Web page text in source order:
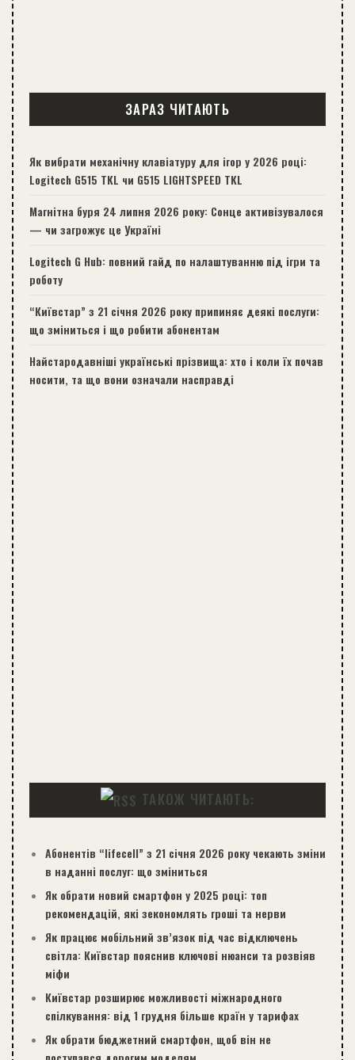
ЗАРАЗ ЧИТАЮТЬ
Як вибрати механічну клавіатуру для ігор у 2026 році:
Logitech G515 TKL чи G515 LIGHTSPEED TKL
Магнітна буря 24 липня 2026 року: Сонце активізувалося
— чи загрожує це Україні
Logitech G Hub: повний гайд по налаштуванню під ігри та
роботу
“Київстар” з 21 січня 2026 року припиняє деякі послуги:
що зміниться і що робити абонентам
Найстародавніші українські прізвища: хто і коли їх почав
носити, та що вони означали насправді
ТАКОЖ ЧИТАЮТЬ:
Абонентів “lifecell” з 21 січня 2026 року чекають зміни
в наданні послуг: що зміниться
Як обрати новий смартфон у 2025 році: топ
рекомендацій, які зекономлять гроші та нерви
Як працює мобільний зв’язок під час відключень
світла: Київстар пояснив ключові нюанси та розвіяв
міфи
Київстар розширює можливості міжнародного
спілкування: від 1 грудня більше країн у тарифах
Як обрати бюджетний смартфон, щоб він не